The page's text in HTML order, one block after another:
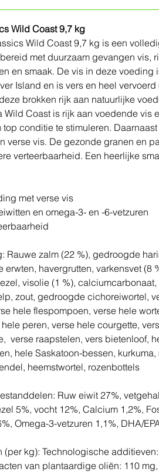
Wild Coast 9,7 kg
Wild Coast 9,7 kg is een
met duurzaam gevangen vis,
en smaak. De vis in deze voeding
Island en is vers en heel
brokken rijk aan natuurlijke
Wild Coast is rijk aan voedende vis
top conditie te stimuleren.
verse vis. De gezonde granen en
verteerbaarheid. Een heerlijke
met verse vis
en omega-3- en -6-vetzuren
Rauwe zalm (22 %), gedroogde
erwten, havergrutten, varkensvet (8
visolie (1 %),
zout, gedroogde cichoreiwortel,
hele flespompoen, verse hele
peren, verse hele courgette,
verse raapstelen, vers bietenloof,
hele Saskatoon-bessen, kurkuma,
heemstwortel, rozenbottels
Ruw eiwit 27%,
5%, vocht 12%, Calcium 1,2%,
Omega-3-vetzuren 1,1%, DHA/
(per kg): Technologische
van plantaardige oliën: 110